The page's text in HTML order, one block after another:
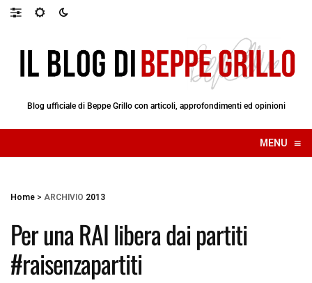
Blog ufficiale di Beppe Grillo con articoli, approfondimenti ed opinioni
MENU ≡
☰
Home > ARCHIVIO 2013
Per una RAI libera dai partiti
#raisenzapartiti